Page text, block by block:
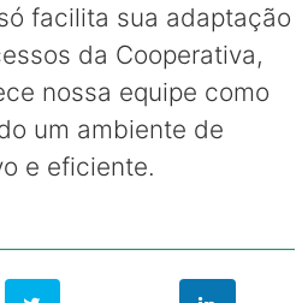
facilita sua adaptação
da Cooperativa,
nossa equipe como
um ambiente de
e eficiente.